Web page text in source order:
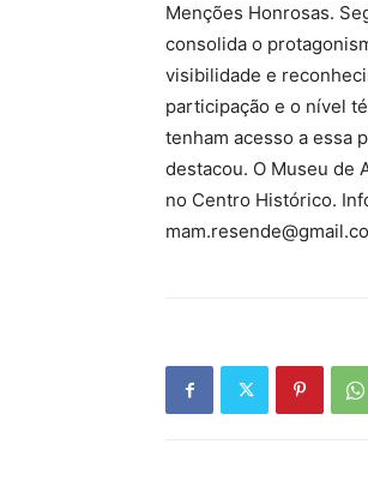
Menções Honrosas.
consolida o
visibilidade e
participação e o nível
tenham acesso a essa
destacou. O Museu de
no Centro Histórico.